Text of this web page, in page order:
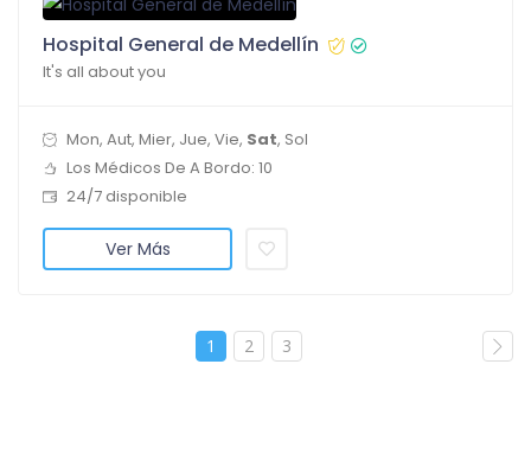
Hospital General de Medellín
It's all about you
Mon, Aut, Mier, Jue, Vie, Sat, Sol
Los Médicos De A Bordo: 10
24/7 disponible
Ver Más
1 2 3